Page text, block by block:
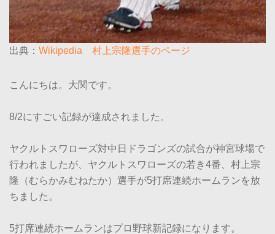
出典： Wikipedia 村上宗隆選手のページ
こんにちは。大関です。
8/2にすごい記録が達成されました。
ヤクルトスワローズ対中日ドラゴンズの試合が神宮球場で
行われましたが、ヤクルトスワローズの若き4番、村上宗
隆（むらかみむねたか）選手が5打席連続ホームランを放
ちました。
5打席連続ホームランはプロ野球新記録になります。